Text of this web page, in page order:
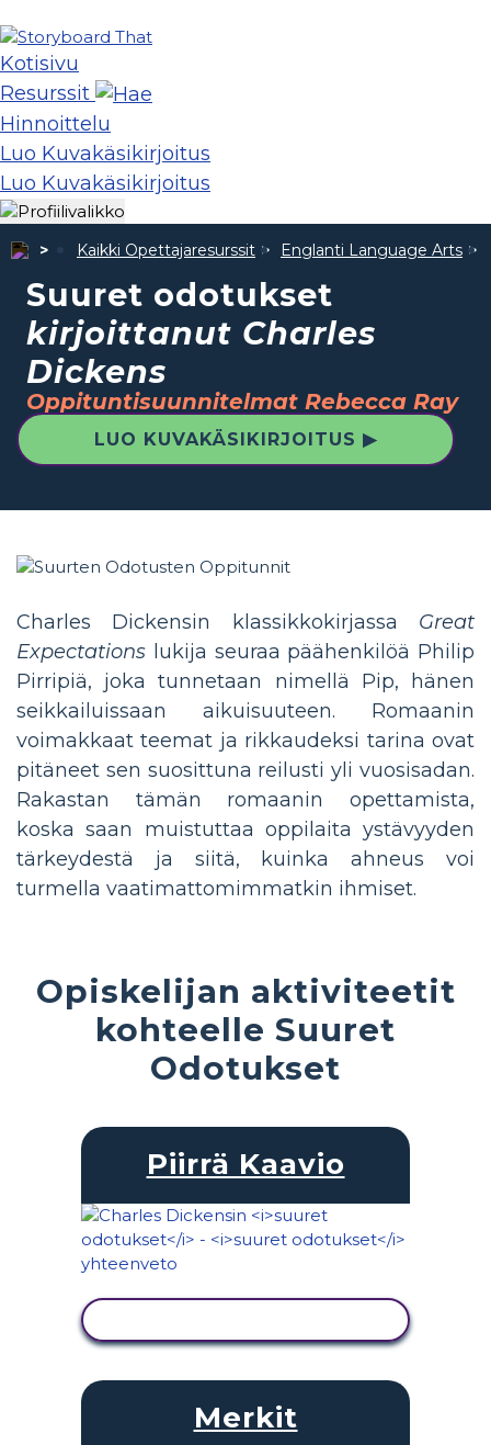
Kotisivu
Resurssit
Hinnoittelu
Luo Kuvakäsikirjoitus
Luo Kuvakäsikirjoitus
Kaikki Opettajaresurssit Englanti Language Arts
Suuret odotukset
kirjoittanut Charles
Dickens
Oppituntisuunnitelmat Rebecca Ray
LUO KUVAKÄSIKIRJOITUS ▶
Charles Dickensin klassikkokirjassa Great
Expectations lukija seuraa päähenkilöä Philip
Pirripiä, joka tunnetaan nimellä Pip, hänen
seikkailuissaan aikuisuuteen. Romaanin
voimakkaat teemat ja rikkaudeksi tarina ovat
pitäneet sen suosittuna reilusti yli vuosisadan.
Rakastan tämän romaanin opettamista,
koska saan muistuttaa oppilaita ystävyyden
tärkeydestä ja siitä, kuinka ahneus voi
turmella vaatimattomimmatkin ihmiset.
Opiskelijan aktiviteetit
kohteelle Suuret
Odotukset
Piirrä Kaavio
Merkit